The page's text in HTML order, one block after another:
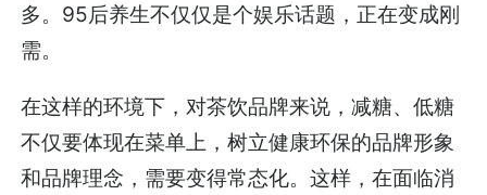
多。95后养生不仅仅是个娱乐话题，正在变成刚
需。
在这样的环境下，对茶饮品牌来说，减糖、低糖
不仅要体现在菜单上，树立健康环保的品牌形象
和品牌理念，需要变得常态化。这样，在面临消